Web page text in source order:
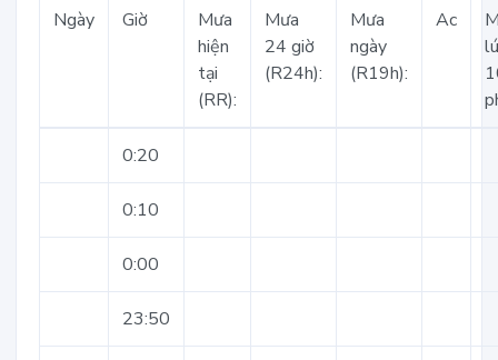
Ngày Giờ
Mưa
hiện
tại
(RR):
Mưa
24 giờ
(R24h):
Mưa
ngày
(R19h):
Ac
0:20
0:10
0:00
23:50